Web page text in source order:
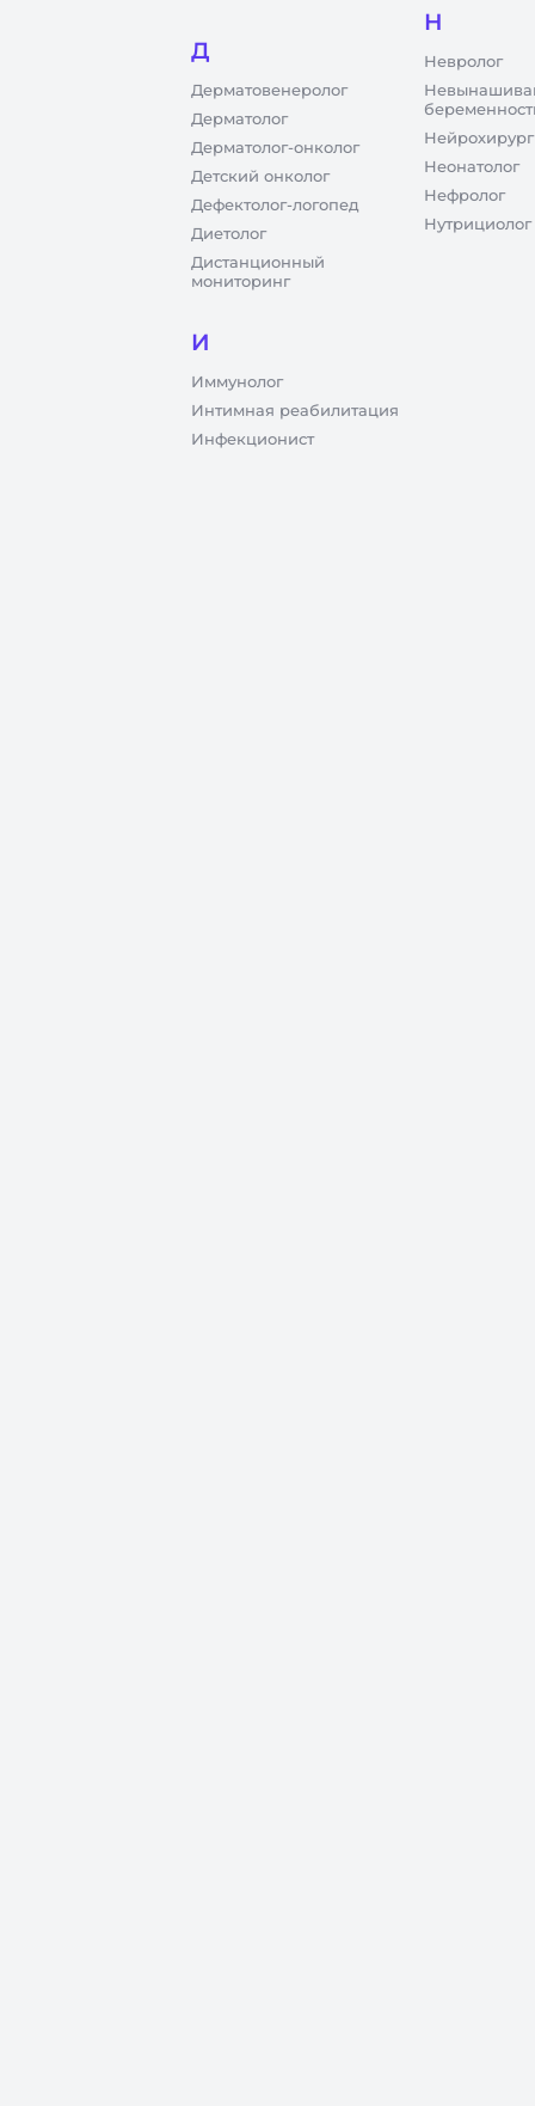
Д
Дерматовенеролог
Дерматолог
Дерматолог-онколог
Детский онколог
Дефектолог-логопед
Диетолог
Дистанционный
мониторинг
И
Иммунолог
Интимная реабилитация
Инфекционист
Н
Невролог
Нейрохирург
Неонатолог
Нефролог
Нутрициолог